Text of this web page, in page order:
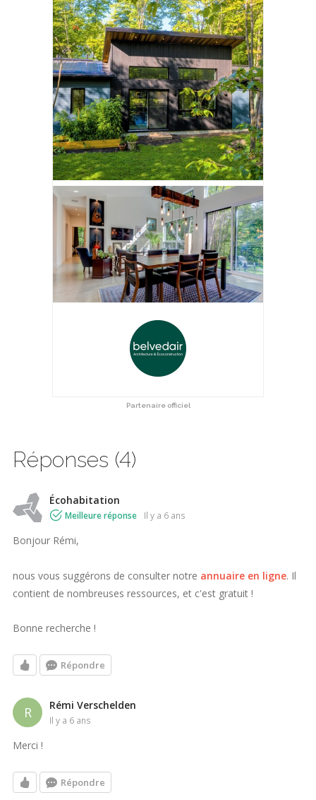
Partenaire officiel
Réponses (4)
Écohabitation
Meilleure réponse il y a 6 ans
Bonjour Rémi,
nous vous suggérons de consulter notre annuaire en ligne. Il
contient de nombreuses ressources, et c'est gratuit !
Bonne recherche !
Répondre
R Rémi Verschelden
il y a 6 ans
Merci !
Répondre